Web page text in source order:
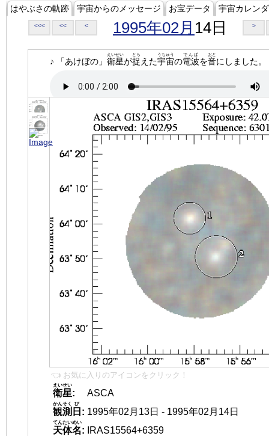
はやぶさの軌跡 宇宙からのメッセージ お宝データ 宇宙カレン
<<< << < 1995年02月 14日 >
♪ 「あけぼの」 衛星
えいせい
が捉
とら
えた宇宙
うちゅう
の電波
でんぱ
を音
おと
にしました。
👈 お気に入りのアイコンをクリック！
衛星
えいせい
:
ASCA
観測
かんそく
日
び
: 1995年02月13日 - 1995年02月14日
天体名
てんたいめい
:
IRAS15564+6359